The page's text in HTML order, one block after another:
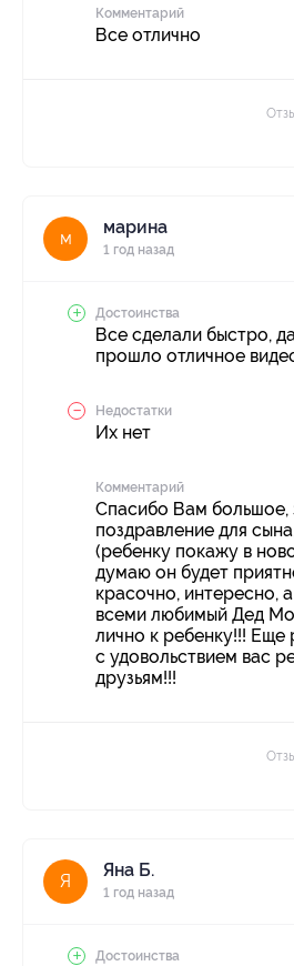
Комментарий
Все отлично
м
марина
1 год назад
Достоинства
Все сделали быстро,
прошло отличное
Недостатки
Их нет
Комментарий
Спасибо Вам большое,
поздравление для
(ребенку покажу в
думаю он будет
красочно, интересно,
всеми любимый Дед
лично к ребенку!!! Еще
с удовольствием вас
друзьям!!!
Я
Яна Б.
1 год назад
Достоинства